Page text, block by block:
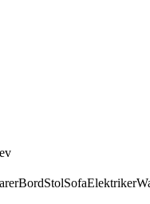
BordStolSofaElektriker